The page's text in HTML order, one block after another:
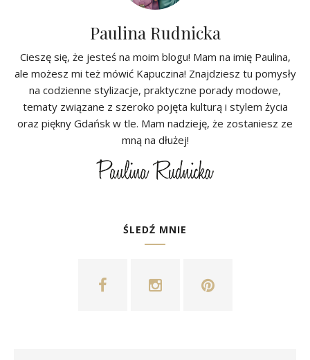
Paulina Rudnicka
Cieszę się, że jesteś na moim blogu! Mam na imię Paulina,
ale możesz mi też mówić Kapuczina! Znajdziesz tu pomysły
na codzienne stylizacje, praktyczne porady modowe,
tematy związane z szeroko pojęta kulturą i stylem życia
oraz piękny Gdańsk w tle. Mam nadzieję, że zostaniesz ze
mną na dłużej!
ŚLEDŹ MNIE